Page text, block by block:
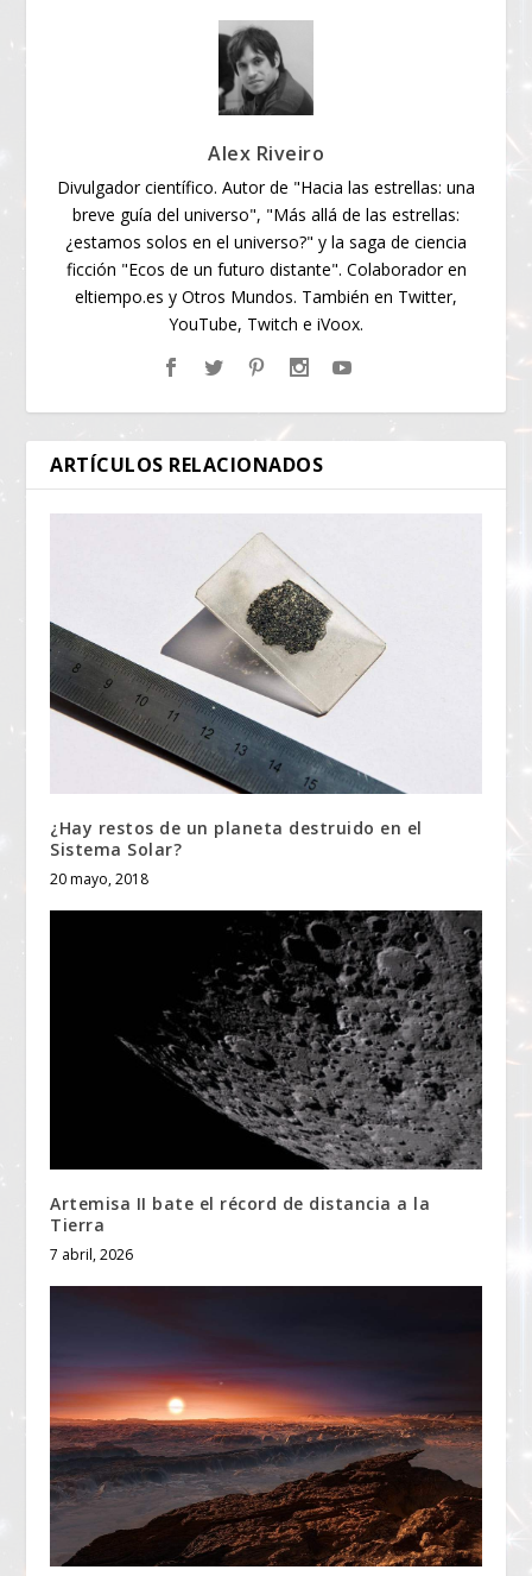
Alex Riveiro
Divulgador científico. Autor de "Hacia las estrellas: una
breve guía del universo", "Más allá de las estrellas:
¿estamos solos en el universo?" y la saga de ciencia
ficción "Ecos de un futuro distante". Colaborador en
eltiempo.es y Otros Mundos. También en Twitter,
YouTube, Twitch e iVoox.
ARTÍCULOS RELACIONADOS
¿Hay restos de un planeta destruido en el
Sistema Solar?
20 mayo, 2018
Artemisa II bate el récord de distancia a la
Tierra
7 abril, 2026